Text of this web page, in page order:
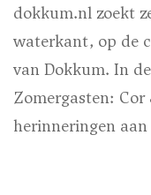
dokkum.nl zoekt
waterkant, op de
van Dokkum. In
Zomergasten:
herinneringen